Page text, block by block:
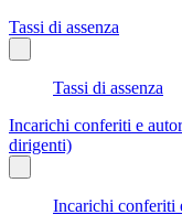
Tassi di assenza
Tassi di assenza
Incarichi conferiti e
dirigenti)
Incarichi conferiti